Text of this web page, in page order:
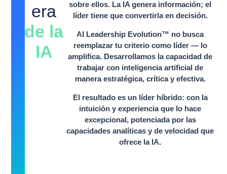
era
de la
IA
sobre ellos. La IA genera información; el
líder tiene que convertirla en decisión.
AI Leadership Evolution™ no busca
reemplazar tu criterio como líder — lo
amplifica. Desarrollamos la capacidad de
trabajar con inteligencia artificial de
manera estratégica, crítica y efectiva.
El resultado es un líder híbrido: con la
intuición y experiencia que lo hace
excepcional, potenciada por las
capacidades analíticas y de velocidad que
ofrece la IA.